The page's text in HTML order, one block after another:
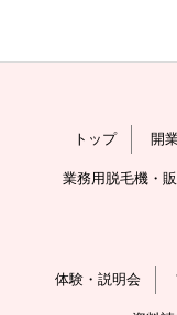
トップ 開
業務用脱毛機・
体験・説明会